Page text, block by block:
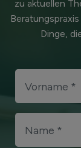
zu aktuellen
Dinge,